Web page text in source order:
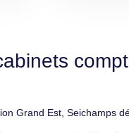
Grand Est, Seichamps